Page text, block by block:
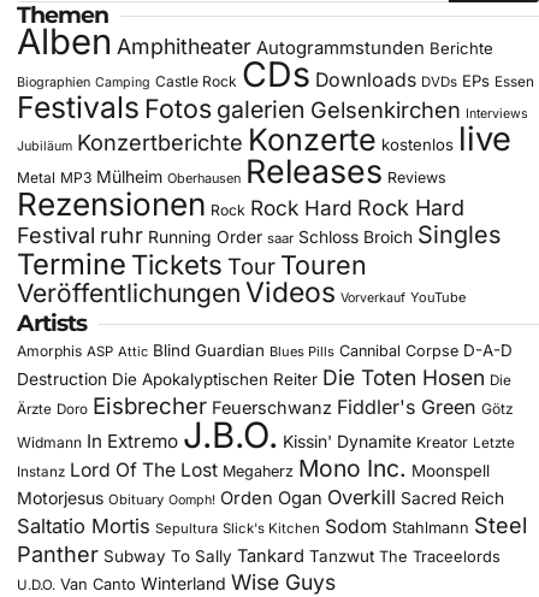
Themen
Alben Amphitheater Autogrammstunden Berichte
Biographien Camping Castle Rock CDs Downloads DVDs EPs Essen
Festivals Fotos galerien Gelsenkirchen Interviews
Jubiläum Konzertberichte Konzerte kostenlos live
Metal MP3 Mülheim Oberhausen Releases Reviews
Rezensionen Rock Rock Hard Rock Hard
Festival ruhr Running Order saar Schloss Broich Singles
Termine Tickets Tour Touren
Veröffentlichungen Videos Vorverkauf YouTube
Artists
Amorphis ASP Attic Blind Guardian Blues Pills Cannibal Corpse D-A-D
Destruction Die Apokalyptischen Reiter Die Toten Hosen Die
Ärzte Doro Eisbrecher Feuerschwanz Fiddler's Green Götz
Widmann In Extremo J.B.O. Kissin' Dynamite Kreator Letzte
Instanz Lord Of The Lost Megaherz Mono Inc. Moonspell
Motorjesus Obituary Oomph! Orden Ogan Overkill Sacred Reich
Saltatio Mortis Sepultura Slick's Kitchen Sodom Stahlmann Steel
Panther Subway To Sally Tankard Tanzwut The Traceelords
U.D.O. Van Canto Winterland Wise Guys